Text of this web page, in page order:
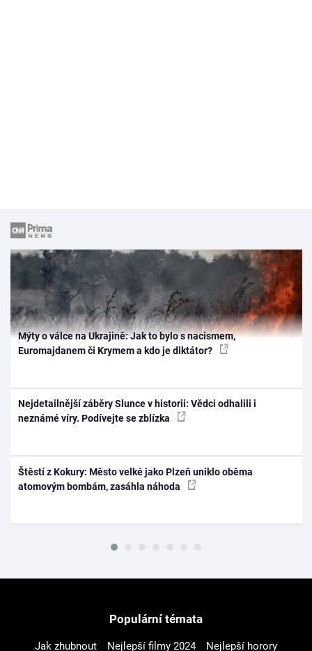
Mýty o válce na Ukrajině: Jak to bylo s nacismem,
Euromajdanem či Krymem a kdo je diktátor?
Nejdetailnější záběry Slunce v historii: Vědci odhalili i
neznámé víry. Podívejte se zblízka
Štěstí z Kokury: Město velké jako Plzeň uniklo oběma
atomovým bombám, zasáhla náhoda
Populární témata
Jak zhubnout Nejlepší filmy 2024
Nejlepší horory